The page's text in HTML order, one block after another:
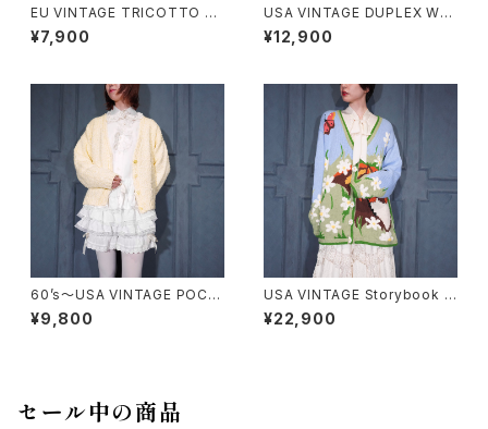
EU VINTAGE TRICOTTO C
HINA BUTTON LACE FLARE
SLEEVE DESIGN KNIT CAR
ニットカーディガン
¥7,900
USA VINTAGE DUPLEX WO
VEN DESIGN COTTON RAM
IE KNIT/アメリカ古着織デザイ
¥12,900
60’s〜USA VINTAGE POCO
POCO KNIT CARDIGAN/60
年代〜アメリカ古着ぽこぽこニッ
¥9,800
USA VINTAGE Storybook K
nits FLOWER BUTTON EM
BROIDERY CAT DESIGN CO
¥22,900
セール中の商品